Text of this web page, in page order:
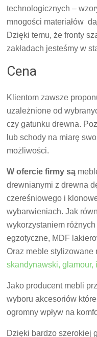
technologicznych –
mnogości materiałów
Dzięki temu, że fronty
zakładach jesteśmy w
Cena
Klientom zawsze
uzależnione od
czy gatunku drewna.
lub schody na miarę
możliwości.
W ofercie firmy są
drewnianymi z drewna
czereśniowego i
wybarwieniach. Jak
wykorzystaniem
egzotyczne, MDF
Oraz meble stylizowane
skandynawski, glamour,
Jako producent mebli
wyboru akcesoriów
ogromny wpływ na
Dzięki bardzo szerokiej